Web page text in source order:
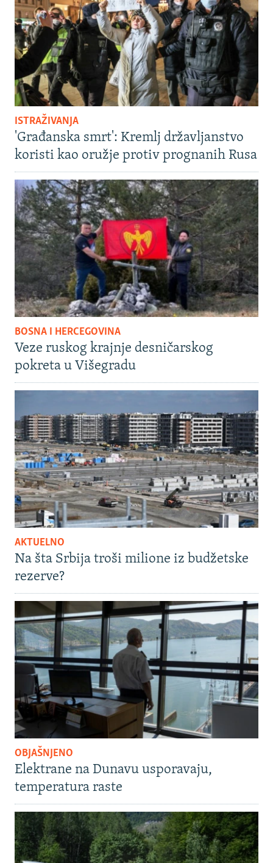
ISTRAŽIVANJA
'Građanska smrt': Kremlj državljanstvo
koristi kao oružje protiv prognanih Rusa
BOSNA I HERCEGOVINA
Veze ruskog krajnje desničarskog
pokreta u Višegradu
AKTUELNO
Na šta Srbija troši milione iz budžetske
rezerve?
OBJAŠNJENO
Elektrane na Dunavu usporavaju,
temperatura raste